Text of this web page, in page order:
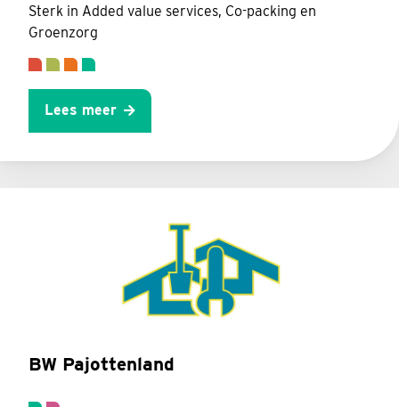
Sterk in Added value services, Co-packing en
Groenzorg
Lees meer
BW Pajottenland